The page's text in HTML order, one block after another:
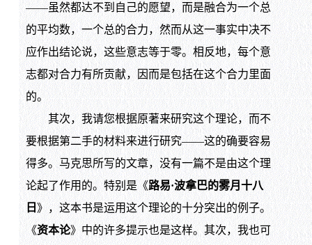
——虽然都达不到自己的愿望，而是融合为一个总
的平均数，一个总的合力，然而从这一事实中决不
应作出结论说，这些意志等于零。相反地，每个意
志都对合力有所贡献，因而是包括在这个合力里面
的。
其次，我请您根据原著来研究这个理论，而不
要根据第二手的材料来进行研究——这的确要容易
得多。马克思所写的文章，没有一篇不是由这个理
论起了作用的。特别是《路易·波拿巴的雾月十八
日 》，这本书是运用这个理论的十分突出的例子。
《资本论》中的许多提示也是这样。其次，我也可